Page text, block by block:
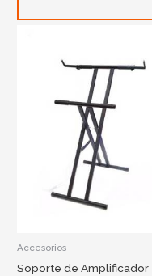
Accesorios
Soporte de Amplificador